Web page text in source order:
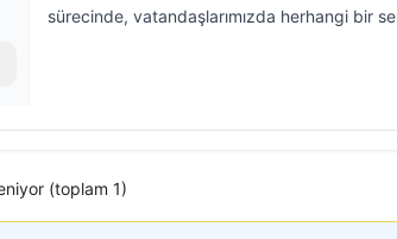
sürecinde, vatandaşlarımızda herhangi bir
(toplam 1)